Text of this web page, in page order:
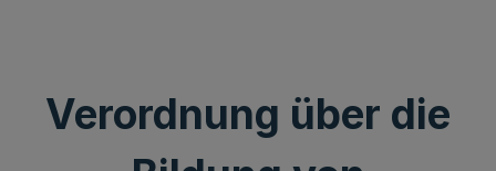
Verordnung über die